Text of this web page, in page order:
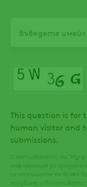
This question is for
human visitor and
submissions.
С натискането на
информация за
се отпишете по всяко
ползване и Политиката